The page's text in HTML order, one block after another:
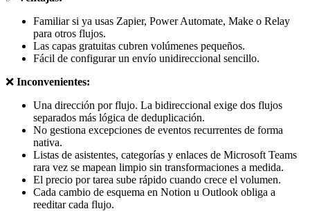
Familiar si ya usas Zapier, Power Automate, Make o Relay
para otros flujos.
Las capas gratuitas cubren volúmenes pequeños.
Fácil de configurar un envío unidireccional sencillo.
❌ Inconvenientes:
Una dirección por flujo. La bidireccional exige dos flujos
separados más lógica de deduplicación.
No gestiona excepciones de eventos recurrentes de forma
nativa.
Listas de asistentes, categorías y enlaces de Microsoft Teams
rara vez se mapean limpio sin transformaciones a medida.
El precio por tarea sube rápido cuando crece el volumen.
Cada cambio de esquema en Notion u Outlook obliga a
reeditar cada flujo.